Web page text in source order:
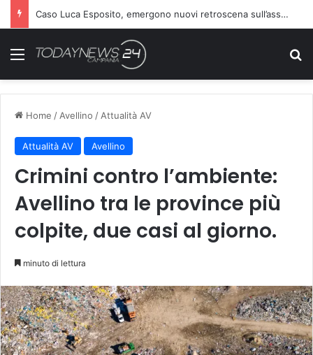
Caso Luca Esposito, emergono nuovi retroscena sull’assassino
Menu
Home / Avellino / Attualità AV
Attualità AV Avellino
Crimini contro l’ambiente:
Avellino tra le province più
colpite, due casi al giorno.
minuto di lettura